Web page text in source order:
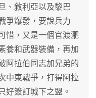
、敘利亞以及黎巴
爭爆發，要說兵力
惜，又是一個官渡淝
養和武器裝備，再加
阿拉伯同志加兄弟的
中東戰爭，打得阿拉
好簽訂城下之盟。